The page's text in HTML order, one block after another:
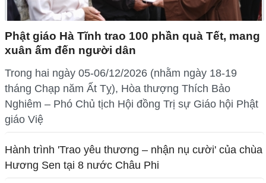
Phật giáo Hà Tĩnh trao 100 phần quà Tết, mang
xuân ấm đến người dân
Trong hai ngày 05-06/12/2026 (nhằm ngày 18-19
tháng Chạp năm Ất Tỵ), Hòa thượng Thích Bảo
Nghiêm – Phó Chủ tịch Hội đồng Trị sự Giáo hội Phật
giáo Việ
Hành trình 'Trao yêu thương – nhận nụ cười' của chùa
Hương Sen tại 8 nước Châu Phi